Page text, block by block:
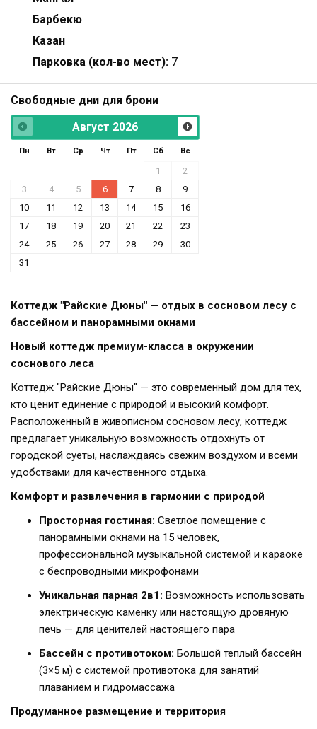
Барбекю
Казан
Парковка (кол-во мест): 7
Свободные дни для брони
Август 2026
Пн Вт Ср Чт Пт Сб Вс
1
2
3
4 5 6 7 8
9
10
11 12 13 14 15
16
17
18 19 20 21 22
23
24
25 26 27 28 29
30
31
Коттедж "Райские Дюны" — отдых в сосновом лесу с
бассейном и панорамными окнами
Новый коттедж премиум-класса в окружении
соснового леса
Коттедж "Райские Дюны" — это современный дом для тех,
кто ценит единение с природой и высокий комфорт.
Расположенный в живописном сосновом лесу, коттедж
предлагает уникальную возможность отдохнуть от
городской суеты, наслаждаясь свежим воздухом и всеми
удобствами для качественного отдыха.
Комфорт и развлечения в гармонии с природой
Просторная гостиная: Светлое помещение с
панорамными окнами на 15 человек,
профессиональной музыкальной системой и караоке
с беспроводными микрофонами
Уникальная парная 2в1: Возможность использовать
электрическую каменку или настоящую дровяную
печь — для ценителей настоящего пара
Бассейн с противотоком: Большой теплый бассейн
(3×5 м) с системой противотока для занятий
плаванием и гидромассажа
Продуманное размещение и территория